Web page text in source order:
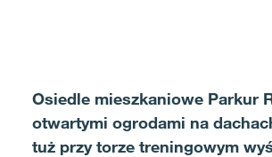
Osiedle mieszkaniowe Parkur
otwartymi ogrodami na
tuż przy torze treningowym